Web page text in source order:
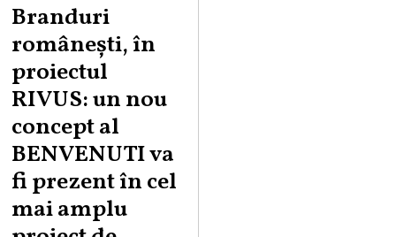
Branduri
românești, în
proiectul
RIVUS: un nou
concept al
BENVENUTI va
fi prezent în cel
mai amplu